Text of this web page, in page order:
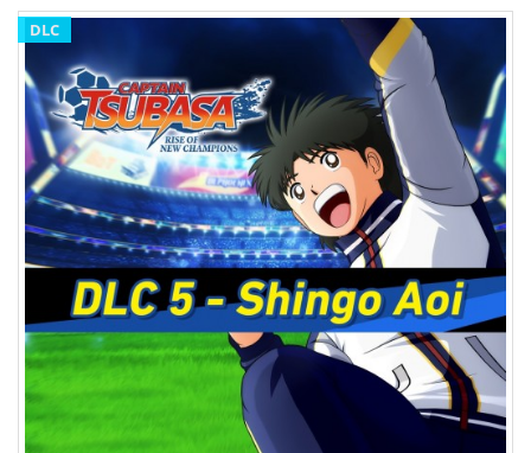
DLC